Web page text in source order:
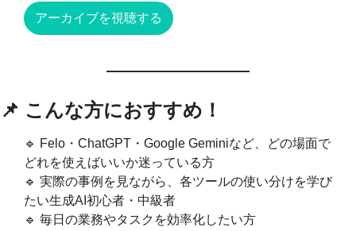
アーカイブを視聴する
📌 こんな方におすすめ！
🔹 Felo・ChatGPT・Google Geminiなど、どの場面で
どれを使えばいいか迷っている方
🔹 実際の事例を見ながら、各ツールの使い分けを学び
たい生成AI初心者・中級者
🔹 毎日の業務やタスクを効率化したい方